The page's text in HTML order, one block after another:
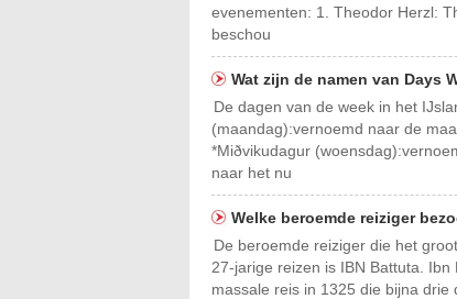
evenementen: 1. Theodor Herzl:
beschou
Wat zijn de namen van Days
De dagen van de week in het
(maandag):vernoemd naar de
*Miðvikudagur
naar het nu
Welke beroemde reiziger
De beroemde reiziger die het
27-jarige reizen is IBN Battuta.
massale reis in 1325 die bijna